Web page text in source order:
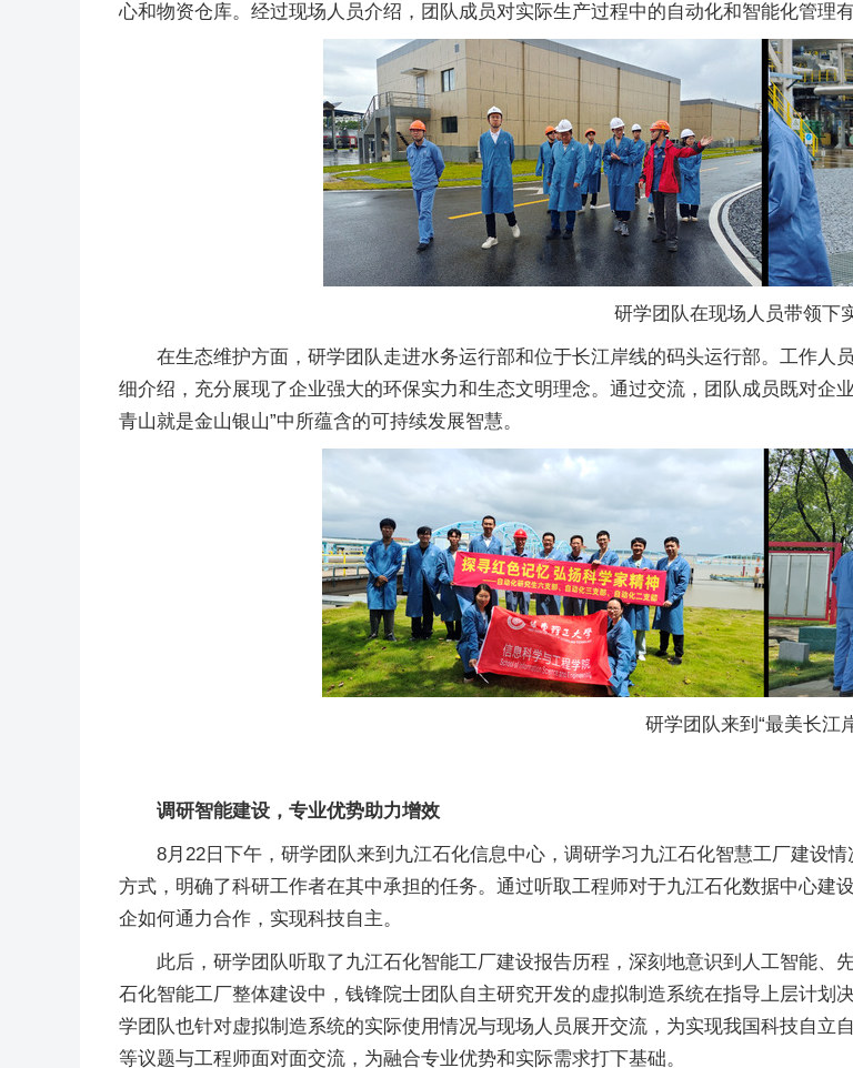
心和物资仓库。经过现场人员介绍，团队成员对实际生产过程中的自动化和智能化管理
研学团队在现场人员带领下
在生态维护方面，研学团队走进水务运行部和位于长江岸线的码头运行部。工作人
细介绍，充分展现了企业强大的环保实力和生态文明理念。通过交流，团队成员既对企
青山就是金山银山”中所蕴含的可持续发展智慧。
研学团队来到“最美长江
调研智能建设，专业优势助力增效
8月22日下午，研学团队来到九江石化信息中心，调研学习九江石化智慧工厂建设
方式，明确了科研工作者在其中承担的任务。通过听取工程师对于九江石化数据中心建
企如何通力合作，实现科技自主。
此后，研学团队听取了九江石化智能工厂建设报告历程，深刻地意识到人工智能
石化智能工厂整体建设中，钱锋院士团队自主研究开发的虚拟制造系统在指导上层计划
学团队也针对虚拟制造系统的实际使用情况与现场人员展开交流，为实现我国科技自立
等议题与工程师面对面交流，为融合专业优势和实际需求打下基础。